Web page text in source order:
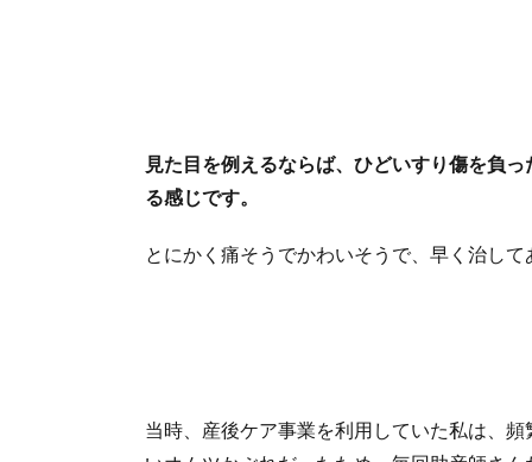
見た目を例えるならば、ひどいすり傷を負
る感じです。
とにかく痛そうでかわいそうで、早く治し
当時、産後ケア事業を利用していた私は、